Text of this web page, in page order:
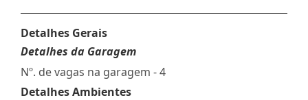
Detalhes Gerais
Detalhes da Garagem
Nº. de vagas na garagem - 4
Detalhes Ambientes